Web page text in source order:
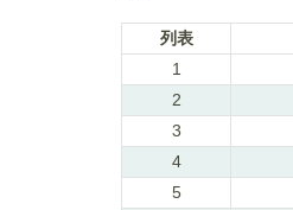
列表
1
2
3
4
5